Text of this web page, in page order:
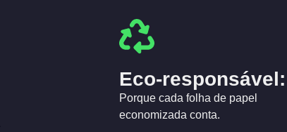
Eco-responsável:
Porque cada folha de papel
economizada conta.